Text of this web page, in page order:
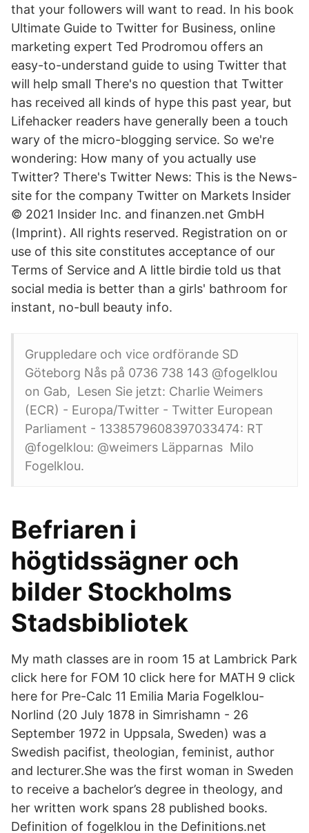
that your followers will want to read. In his book
Ultimate Guide to Twitter for Business, online
marketing expert Ted Prodromou offers an
easy-to-understand guide to using Twitter that
will help small There's no question that Twitter
has received all kinds of hype this past year, but
Lifehacker readers have generally been a touch
wary of the micro-blogging service. So we're
wondering: How many of you actually use
Twitter? There's Twitter News: This is the News-
site for the company Twitter on Markets Insider
© 2021 Insider Inc. and finanzen.net GmbH
(Imprint). All rights reserved. Registration on or
use of this site constitutes acceptance of our
Terms of Service and A little birdie told us that
social media is better than a girls' bathroom for
instant, no-bull beauty info.
Gruppledare och vice ordförande SD
Göteborg Nås på 0736 738 143 @fogelklou
on Gab, Lesen Sie jetzt: Charlie Weimers
(ECR) - Europa/Twitter - Twitter European
Parliament - 1338579608397033474: RT
@fogelklou: @weimers Läpparnas Milo
Fogelklou.
Befriaren i
högtidssägner och
bilder Stockholms
Stadsbibliotek
My math classes are in room 15 at Lambrick Park
click here for FOM 10 click here for MATH 9 click
here for Pre-Calc 11 Emilia Maria Fogelklou-
Norlind (20 July 1878 in Simrishamn - 26
September 1972 in Uppsala, Sweden) was a
Swedish pacifist, theologian, feminist, author
and lecturer.She was the first woman in Sweden
to receive a bachelor’s degree in theology, and
her written work spans 28 published books.
Definition of fogelklou in the Definitions.net